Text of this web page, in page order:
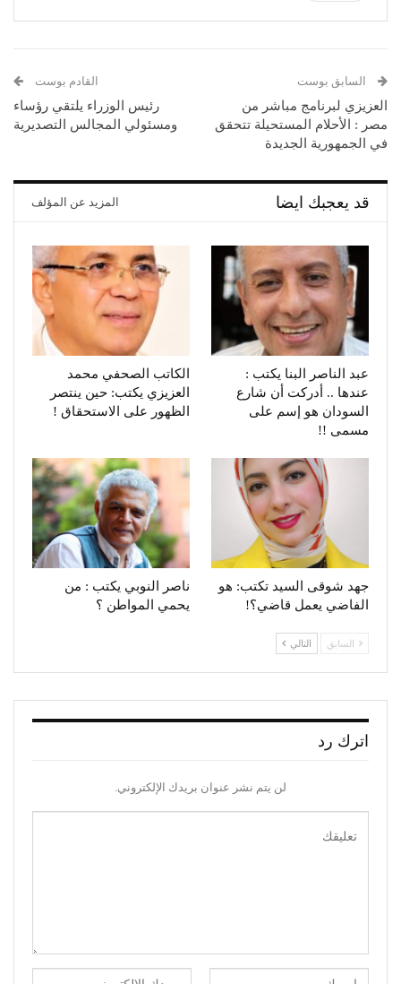
السابق بوست
العزيزي لبرنامج مباشر من
مصر : الأحلام المستحيلة تتحقق
في الجمهورية الجديدة
القادم بوست
رئيس الوزراء يلتقي رؤساء
ومسئولي المجالس التصديرية
قد يعجبك ايضا المزيد عن المؤلف
عبد الناصر البنا يكتب :
عندها .. أدركت أن شارع
السودان هو إسم على
مسمى !!
الكاتب الصحفي محمد
العزيزي يكتب: حين ينتصر
الظهور على الاستحقاق !
جهد شوقى السيد تكتب: هو
الفاضي يعمل قاضي؟!
ناصر النوبي يكتب : من
يحمي المواطن ؟
السابق التالي
اترك رد
لن يتم نشر عنوان بريدك الإلكتروني.